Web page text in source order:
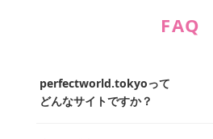
FAQ
perfectworld.tokyoって
どんなサイトですか？